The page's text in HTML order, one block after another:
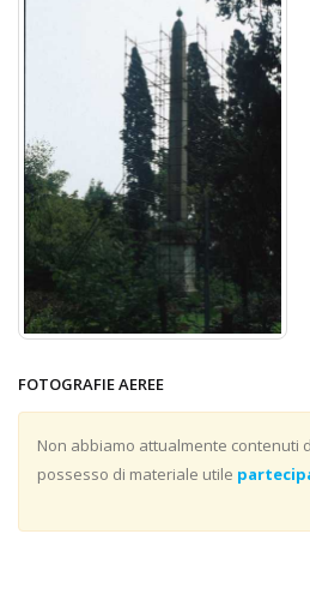
FOTOGRAFIE AEREE
Non abbiamo attualmente contenuti
possesso di materiale utile